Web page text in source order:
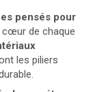
pensés pour
cœur de chaque
les piliers